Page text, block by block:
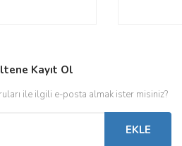
Kayıt Ol
ile ilgili e-posta almak ister misiniz?
EKLE